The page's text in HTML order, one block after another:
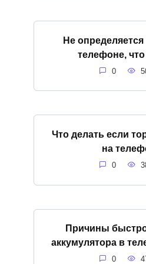
Не определяется
телефоне,
0
Что делать если
на
0
Причины
аккумулятора в
0